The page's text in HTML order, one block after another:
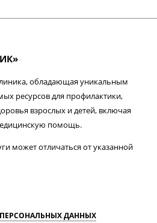
обладающая уникальным
ресурсов для профилактики,
взрослых и детей, включая
помощь.
может отличаться от указанной
ДАННЫХ